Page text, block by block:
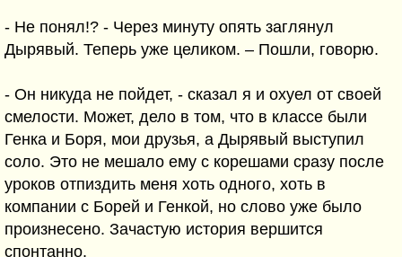
- Не понял!? - Через минуту опять заглянул
Дырявый. Теперь уже целиком. – Пошли, говорю.
- Он никуда не пойдет, - сказал я и охуел от своей
смелости. Может, дело в том, что в классе были
Генка и Боря, мои друзья, а Дырявый выступил
соло. Это не мешало ему с корешами сразу после
уроков отпиздить меня хоть одного, хоть в
компании с Борей и Генкой, но слово уже было
произнесено. Зачастую история вершится
спонтанно.